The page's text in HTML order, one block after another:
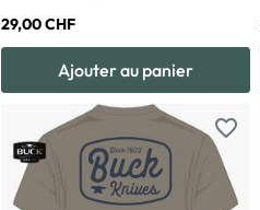
29,00 CHF
Ajouter au panier
favorite_border